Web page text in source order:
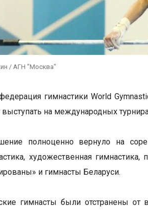
/ АГН "Москва"
гимнастики World
выступать на международных
полноценно вернуло на
художественная
и гимнасты Беларуси.
гимнасты были отстранены от